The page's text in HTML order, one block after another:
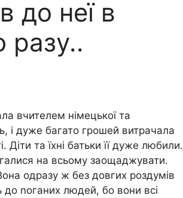
до неї в
разу..
вчителем німецької та
і дуже багато грошей витрачала
Діти та їхні батьки її дуже любили.
на всьому заощаджувати.
одразу ж без довгих роздумів
nоганих людей, бо вони всі